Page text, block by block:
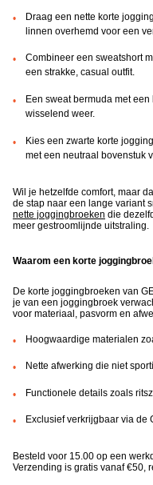
Draag een nette korte
linnen overhemd voor een
Combineer een sweatshort
een strakke, casual outfit.
Een sweat bermuda met
wisselend weer.
Kies een zwarte korte
met een neutraal bovenstuk
Wil je hetzelfde comfort, maar
de stap naar een lange variant
nette joggingbroeken die
meer gestroomlijnde uitstraling.
Waarom een korte
De korte joggingbroeken van
je van een joggingbroek
voor materiaal, pasvorm en
Hoogwaardige materialen
Nette afwerking die niet
Functionele details zoals
Exclusief verkrijgbaar via de
Besteld voor 15.00 op een
Verzending is gratis vanaf €50,